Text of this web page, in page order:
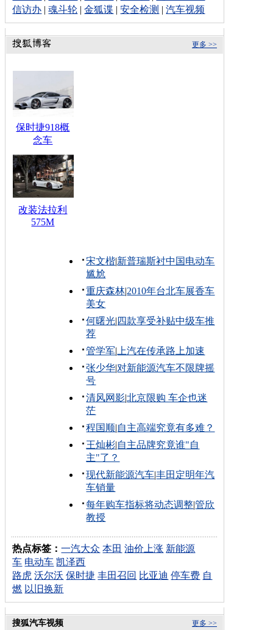
信访办 |魂斗轮 |金狐谍 |安全检测 |汽车视频
更多 >>
保时捷918概
念车
改装法拉利
575M
宋文楷|新普瑞斯衬中国电动车
尴尬
重庆森林|2010年台北车展香车
美女
何曙光| 四款享受补贴中级车推
荐
管学军| 上汽在传承路上加速
张少华|对新能源汽车不限牌摇
号
清风网影|北京限购 车企也迷
茫
程国顺|自主高端究竟有多难？
王灿彬|自主品牌究竟谁"自
主"了？
现代新能源汽车|丰田定明年汽
车销量
每年购车指标将动态调整|管欣
教授
热点标签：一汽大众 本田 油价上涨 新能源
车 电动车 凯泽西
路虎 沃尔沃 保时捷 丰田召回 比亚迪 停车费 自
燃 以旧换新
更多 >>
搜狐汽车视频